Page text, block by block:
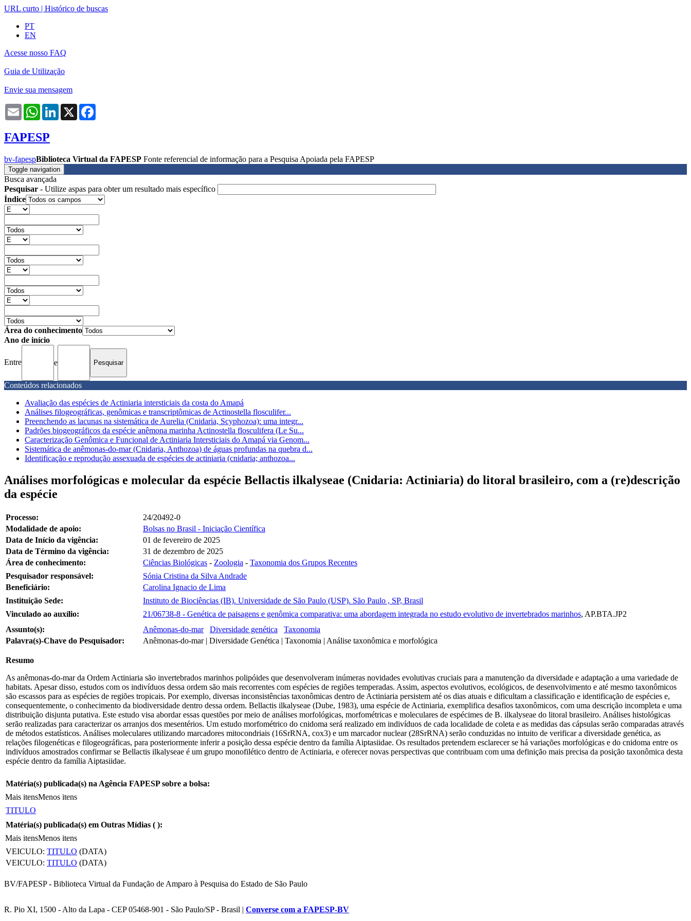
URL curto | Histórico de buscas
PT
EN
Acesse nosso FAQ
Guia de Utilização
Envie sua mensagem
Email WhatsAppLinkedIn
X
FAPESP
bv-fapespBiblioteca Virtual da FAPESP Fonte referencial de informação para a Pesquisa Apoiada pela FAPESP
Toggle navigation
Busca avançada
Pesquisar - Utilize aspas para obter um resultado mais específico
Índice
Área do conhecimento
Ano de início
Entre e
Conteúdos relacionados
Avaliação das espécies de Actiniaria intersticiais da costa do Amapá
Análises filogeográficas, genômicas e transcriptômicas de Actinostella flosculifer...
Preenchendo as lacunas na sistemática de Aurelia (Cnidaria, Scyphozoa): uma integr...
Padrões biogeográficos da espécie anêmona marinha Actinostella flosculifera (Le Su...
Caracterização Genômica e Funcional de Actiniaria Intersticiais do Amapá via Genom...
Sistemática de anêmonas-do-mar (Cnidaria, Anthozoa) de águas profundas na quebra d...
Identificação e reprodução assexuada de espécies de actiniaria (cnidaria; anthozoa...
Análises morfológicas e molecular da espécie Bellactis ilkalyseae (Cnidaria: Actiniaria) do litoral brasileiro, com a (re)descrição
da espécie
Processo:
24/20492-0
Modalidade de apoio:
Bolsas no Brasil - Iniciação Científica
Data de Início da vigência:
01 de fevereiro de 2025
Data de Término da vigência:
31 de dezembro de 2025
Área de conhecimento:
Ciências Biológicas - Zoologia - Taxonomia dos Grupos Recentes
Pesquisador responsável:
Sónia Cristina da Silva Andrade
Beneficiário:
Carolina Ignacio de Lima
Instituição Sede:
Instituto de Biociências (IB). Universidade de São Paulo (USP). São Paulo , SP, Brasil
Vinculado ao auxílio:
21/06738-8 - Genética de paisagens e genômica comparativa: uma abordagem integrada no estudo evolutivo de invertebrados marinhos, AP.BTA.JP2
Assunto(s):
Anêmonas-do-mar Diversidade genética
Taxonomia
Palavra(s)-Chave do Pesquisador:
Anêmonas-do-mar | Diversidade Genética | Taxonomia | Análise taxonômica e morfológica
Resumo
As anêmonas-do-mar da Ordem Actiniaria são invertebrados marinhos polipóides que desenvolveram inúmeras novidades evolutivas cruciais para a manutenção da diversidade e adaptação a uma variedade de
habitats. Apesar disso, estudos com os indivíduos dessa ordem são mais recorrentes com espécies de regiões temperadas. Assim, aspectos evolutivos, ecológicos, de desenvolvimento e até mesmo taxonômicos
são escassos para as espécies de regiões tropicais. Por exemplo, diversas inconsistências taxonômicas dentro de Actiniaria persistem até os dias atuais e dificultam a classificação e identificação de espécies e,
consequentemente, o conhecimento da biodiversidade dentro dessa ordem. Bellactis ilkalyseae (Dube, 1983), uma espécie de Actiniaria, exemplifica desafios taxonômicos, com uma descrição incompleta e uma
distribuição disjunta putativa. Este estudo visa abordar essas questões por meio de análises morfológicas, morfométricas e moleculares de espécimes de B. ilkalyseae do litoral brasileiro. Análises histológicas
serão realizadas para caracterizar os arranjos dos mesentérios. Um estudo morfométrico do cnidoma será realizado em indivíduos de cada localidade de coleta e as medidas das cápsulas serão comparadas através
de métodos estatísticos. Análises moleculares utilizando marcadores mitocondriais (16SrRNA, cox3) e um marcador nuclear (28SrRNA) serão conduzidas no intuito de verificar a diversidade genética, as
relações filogenéticas e filogeográficas, para posteriormente inferir a posição dessa espécie dentro da família Aiptasiidae. Os resultados pretendem esclarecer se há variações morfológicas e do cnidoma entre os
indivíduos amostrados confirmar se Bellactis ilkalyseae é um grupo monofilético dentro de Actiniaria, e oferecer novas perspectivas que contribuam com uma definição mais precisa da posição taxonômica desta
espécie dentro da família Aiptasiidae.
Matéria(s) publicada(s) na Agência FAPESP sobre a bolsa:
Mais itensMenos itens
TITULO
Matéria(s) publicada(s) em Outras Mídias ( ):
Mais itensMenos itens
VEICULO: TITULO (DATA)
VEICULO: TITULO (DATA)
BV/FAPESP - Biblioteca Virtual da Fundação de Amparo à Pesquisa do Estado de São Paulo
R. Pio XI, 1500 - Alto da Lapa - CEP 05468-901 - São Paulo/SP - Brasil | Converse com a FAPESP-BV